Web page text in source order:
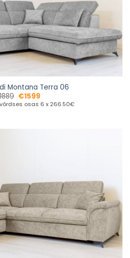
Montana Terra 06
€1599
osas 6 x 266.50€